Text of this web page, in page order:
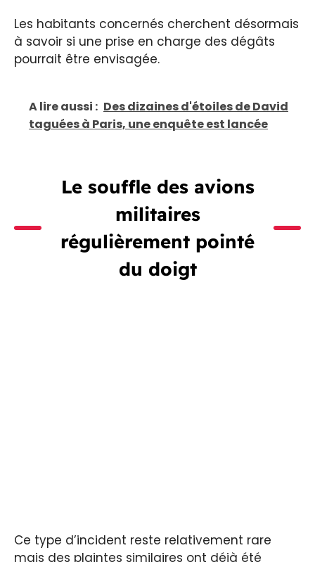
Les habitants concernés cherchent désormais
à savoir si une prise en charge des dégâts
pourrait être envisagée.
A lire aussi : Des dizaines d'étoiles de David
taguées à Paris, une enquête est lancée
Le souffle des avions
militaires
régulièrement pointé
du doigt
Ce type d’incident reste relativement rare
mais des plaintes similaires ont déjà été